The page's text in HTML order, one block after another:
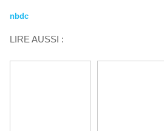
nbdc
LIRE AUSSI :